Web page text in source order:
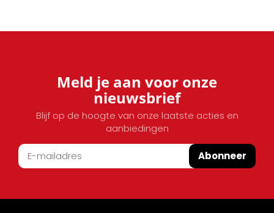
Meld je aan voor onze
nieuwsbrief
Blijf op de hoogte van onze laatste acties en
aanbiedingen
Abonneer